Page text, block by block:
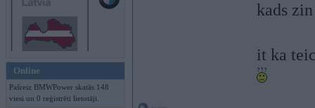
Online
Pašreiz BMWPower skatās 148
viesi un 0 reģistrēti lietotāji.
kads
it ka